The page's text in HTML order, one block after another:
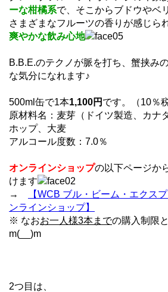
ーな柑橘系で、そこからブドウやベ
さまざまなフルーツの香りが感じら
爽やかな飲み心地
B.B.E.のテクノが脈を打ち、蟹挟み
な気分になれます♪
500ml缶で1本1,100円 です。（10％
原材料名：麦芽（ドイツ製造、カナ
ホップ、大麦
アルコール度数：7.0％
オンラインショップの以下ページか
けます
→
【WCB ブル・ビーム・エクス
ンラインショップ】
※ なおお一人様3本までの購入制限
m(__)m
2つ目は、